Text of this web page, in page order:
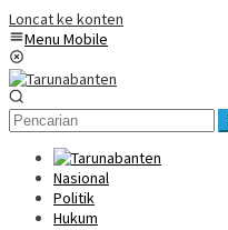
Loncat ke konten
Menu Mobile
Nasional
Politik
Hukum